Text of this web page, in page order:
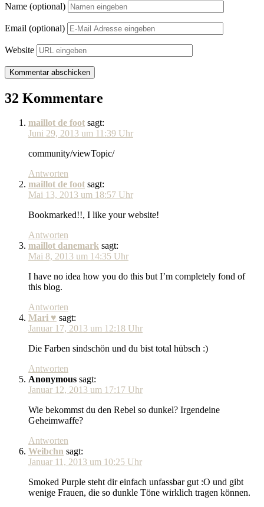
Name (optional)
Email (optional)
Website
32 Kommentare
maillot de foot sagt:
Juni 29, 2013 um 11:39 Uhr
community/viewTopic/
Antworten
maillot de foot sagt:
Mai 13, 2013 um 18:57 Uhr
Bookmarked!!, I like your website!
Antworten
maillot danemark sagt:
Mai 8, 2013 um 14:35 Uhr
I have no idea how you do this but I’m completely fond of
this blog.
Antworten
Mari ♥ sagt:
Januar 17, 2013 um 12:18 Uhr
Die Farben sindschön und du bist total hübsch :)
Antworten
Anonymous sagt:
Januar 12, 2013 um 17:17 Uhr
Wie bekommst du den Rebel so dunkel? Irgendeine
Geheimwaffe?
Antworten
Weibchn sagt:
Januar 11, 2013 um 10:25 Uhr
Smoked Purple steht dir einfach unfassbar gut :O und gibt
wenige Frauen, die so dunkle Töne wirklich tragen können.